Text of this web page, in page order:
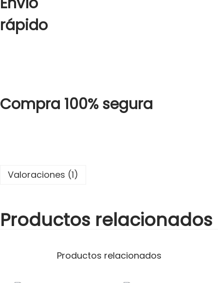
rápido
Compra 100% segura
Valoraciones (1)
Productos relacionados
Productos relacionados